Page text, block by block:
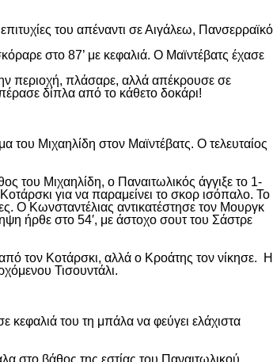
επιτυχίες του απέναντι σε Αιγάλεω, Πανσερραϊκό
στο 87’ με κεφαλιά. Ο Μαϊντέβατς έχασε
περιοχή, πλάσαρε, αλλά απέκρουσε σε
δίπλα από το κάθετο δοκάρι!
Μιχαηλίδη στον Μαϊντέβατς. Ο τελευταίος
του Μιχαηλίδη, ο Παναιτωλικός άγγιξε το 1-
για να παραμείνει το σκορ ισόπαλο. Το
Ο Κωνσταντέλιας αντικατέστησε τον Μουργκ
ήρθε στο 54′, με άστοχο σουτ του Σάστρε
τον Κοτάρσκι, αλλά ο Κροάτης τον νίκησε. Η
Τισουντάλι.
του τη μπάλα να φεύγει ελάχιστα
στο βάθος της εστίας του Παναιτωλικού,